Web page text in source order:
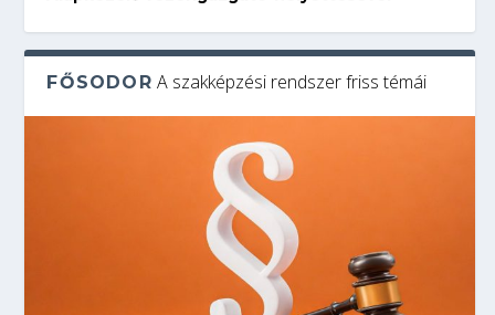
FŐSODOR A szakképzési rendszer friss témái